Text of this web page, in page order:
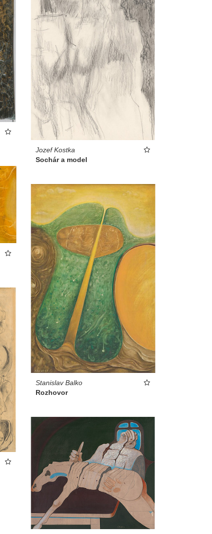
Jozef Kostka
Sochár a model
Stanislav Balko
Rozhovor